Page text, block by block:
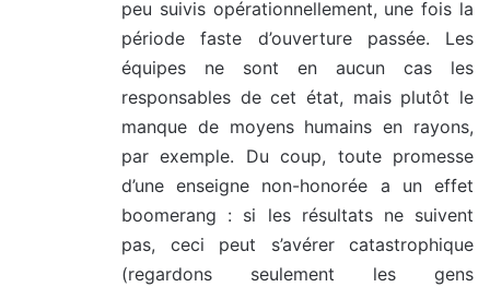
peu suivis opérationnellement, une fois la
période faste d’ouverture passée. Les
équipes ne sont en aucun cas les
responsables de cet état, mais plutôt le
manque de moyens humains en rayons,
par exemple. Du coup, toute promesse
d’une enseigne non-honorée a un effet
boomerang : si les résultats ne suivent
pas, ceci peut s’avérer catastrophique
(regardons seulement les gens